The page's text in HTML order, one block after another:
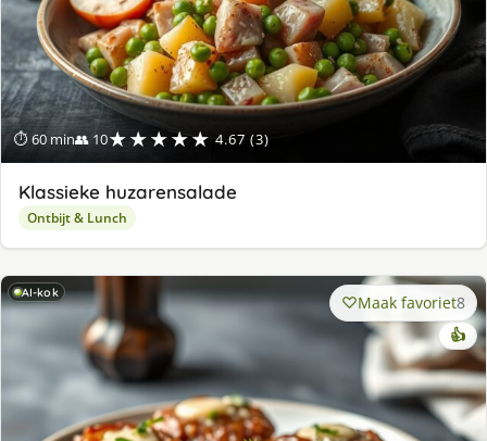
⏱ 60 min👥 10★★★★★ 4.67 (3)
Klassieke huzarensalade
Ontbijt & Lunch
AI-kok Maak favoriet8
👍